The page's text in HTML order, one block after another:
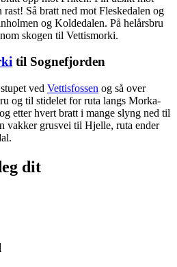
Så bratt ned mot Fleskedalen og
og Koldedalen. På helårsbru
skogen til Vettismorki.
til Sognefjorden
ved Vettisfossen og så over
og til stidelet for ruta langs Morka-
etter hvert bratt i mange slyng ned til
vakker grusvei til Hjelle, ruta ender
dit